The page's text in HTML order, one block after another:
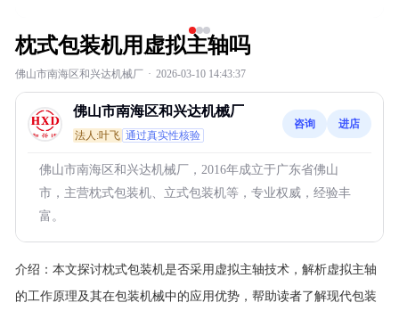
枕式包装机用虚拟主轴吗
佛山市南海区和兴达机械厂 · 2026-03-10 14:43:37
佛山市南海区和兴达机械厂
法人:叶飞 通过真实性核验
咨询 进店
佛山市南海区和兴达机械厂，2016年成立于广东省佛山
市，主营枕式包装机、立式包装机等，专业权威，经验丰
富。
介绍： 本文探讨枕式包装机是否采用虚拟主轴技术，解析虚拟主轴
的工作原理及其在包装机械中的应用优势，帮助读者了解现代包装